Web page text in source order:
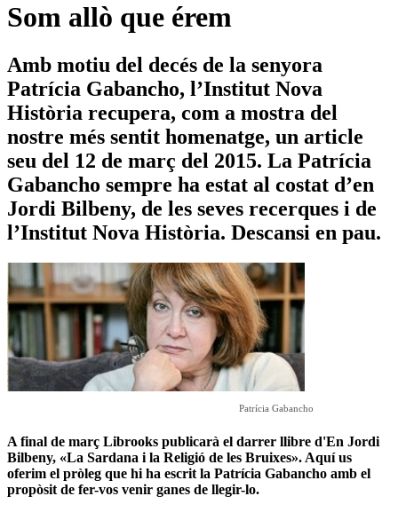
Som allò que érem
Amb motiu del decés de la senyora
Patrícia Gabancho, l’Institut Nova
Història recupera, com a mostra del
nostre més sentit homenatge, un article
seu del 12 de març del 2015. La Patrícia
Gabancho sempre ha estat al costat d’en
Jordi Bilbeny, de les seves recerques i de
l’Institut Nova Història. Descansi en pau.
Patrícia Gabancho
A final de març Librooks publicarà el darrer llibre d'En Jordi
Bilbeny, «La Sardana i la Religió de les Bruixes». Aquí us
oferim el pròleg que hi ha escrit la Patrícia Gabancho amb el
propòsit de fer-vos venir ganes de llegir-lo.